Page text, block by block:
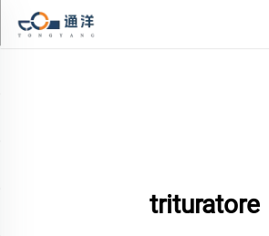
trituratore